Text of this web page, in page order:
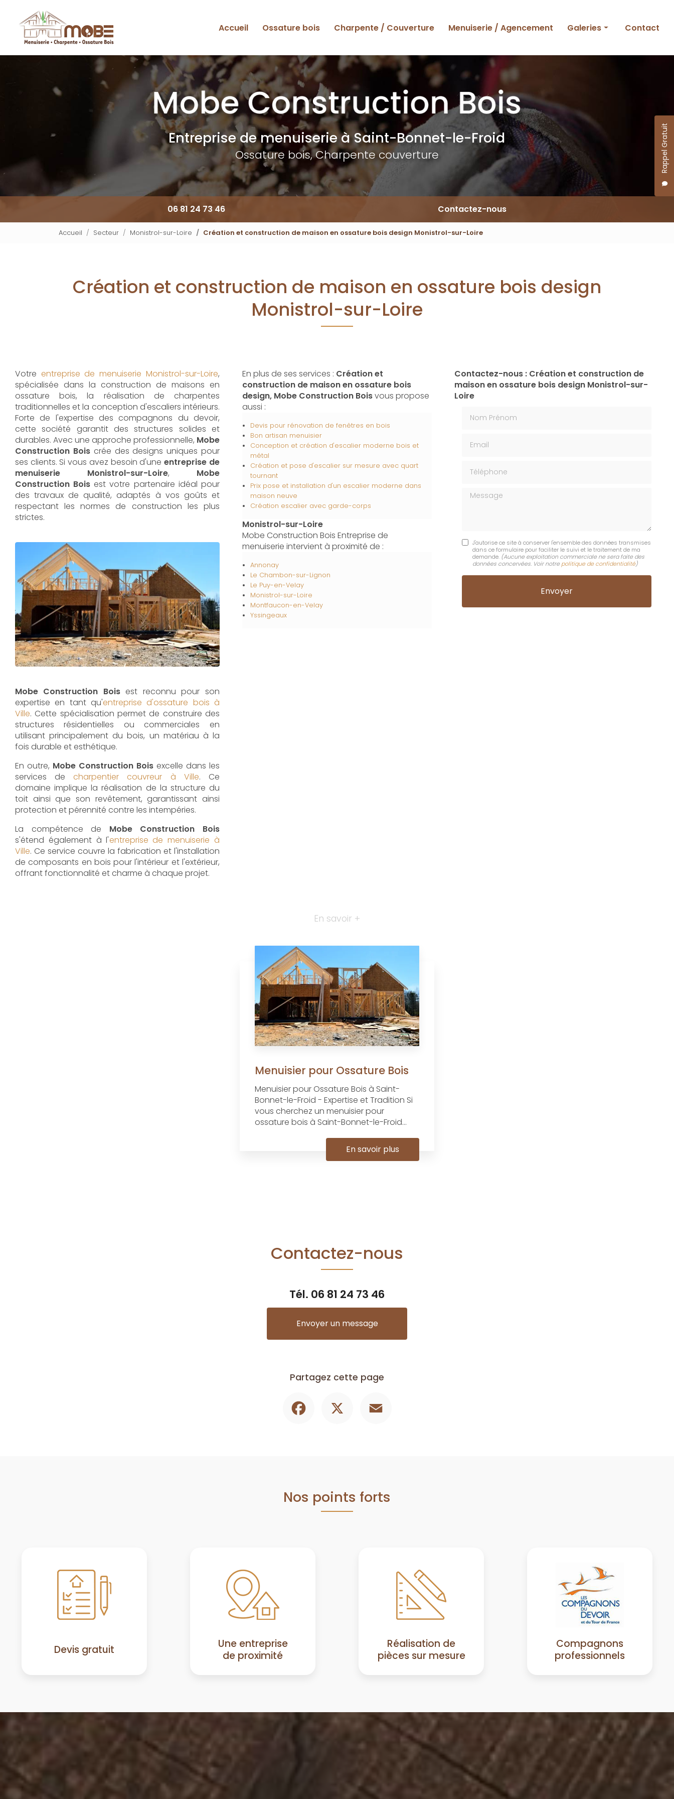
contenu
principal
Rappel Gratuit
Accueil Ossature bois Charpente / Couverture Menuiserie / Agencement Galeries Contact
Entreprise de menuiserieà Saint-Bonnet-le-Froid
Ossature bois, Charpente couverture
06 81 24 73 46 Contactez-nous
Accueil Secteur Monistrol-sur-Loire Création et construction de maison en ossature bois design Monistrol-sur-Loire
Création et construction de maison en ossature bois design
Monistrol-sur-Loire
Votre entreprise de menuiserie Monistrol-sur-Loire,
spécialisée dans la construction de maisons en
ossature bois, la réalisation de charpentes
traditionnelles et la conception d'escaliers intérieurs.
Forte de l'expertise des compagnons du devoir,
cette société garantit des structures solides et
durables. Avec une approche professionnelle, Mobe
Construction Bois crée des designs uniques pour
ses clients. Si vous avez besoin d'uneentreprise de
menuiserie Monistrol-sur-Loire, Mobe
Construction Boisest votre partenaire idéal pour
des travaux de qualité, adaptés à vos goûts et
respectant les normes de construction les plus
strictes.
Mobe Construction Bois est reconnu pour son
expertise en tant qu'entreprise d'ossature bois à
Ville. Cette spécialisation permet de construire des
structures résidentielles ou commerciales en
utilisant principalement du bois, un matériau à la
fois durable et esthétique.
En outre, Mobe Construction Bois excelle dans les
services decharpentier couvreur à Ville. Ce
domaine implique la réalisation de la structure du
toit ainsi que son revêtement, garantissant ainsi
protection et pérennité contre les intempéries.
La compétence de Mobe Construction Bois
s'étend également à l'entreprise de menuiserie à
Ville. Ce service couvre la fabrication et l'installation
de composants en bois pour l'intérieur et l'extérieur,
offrant fonctionnalité et charme à chaque projet.
En plus de ses services : Création et
construction de maison en ossature bois
design, Mobe Construction Boisvous propose
aussi :
Devis pour rénovation de fenêtres en bois
Bon artisan menuisier
Conception et création d'escalier moderne bois et
métal
Création et pose d'escalier sur mesure avec quart
tournant
Prix pose et installation d'un escalier moderne dans
maison neuve
Création escalier avec garde-corps
Monistrol-sur-Loire
Mobe Construction Bois Entreprise de
menuiserie intervient à proximité de :
Annonay
Le Chambon-sur-Lignon
Le Puy-en-Velay
Monistrol-sur-Loire
Montfaucon-en-Velay
Yssingeaux
Contactez-nous : Création et construction de
maison en ossature bois design Monistrol-sur-
Loire
Message
J'autorise ce site à conserver l'ensemble des données transmises
dans ce formulaire pour faciliter le suivi et le traitement de ma
demande. (Aucune exploitation commerciale ne sera faite des
données concervées. Voir notre politique de confidentialité)
En savoir +
Menuisier pour Ossature Bois
Menuisier pour Ossature Bois à Saint-
Bonnet-le-Froid - Expertise et Tradition Si
vous cherchez un menuisier pour
ossature bois à Saint-Bonnet-le-Froid...
En savoir plus
Contactez-nous
Tél. 06 81 24 73 46
Envoyer un message
Partagez cette page
Nos points forts
Devis gratuit
Une entreprise
de proximité
Réalisation de
pièces sur mesure
Compagnons
professionnels